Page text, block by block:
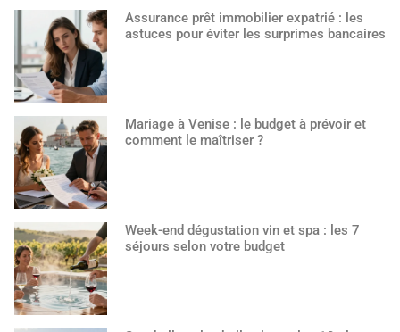
Assurance prêt immobilier expatrié : les
astuces pour éviter les surprimes bancaires
Mariage à Venise : le budget à prévoir et
comment le maîtriser ?
Week-end dégustation vin et spa : les 7
séjours selon votre budget